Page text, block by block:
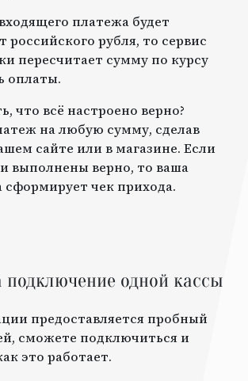
платежа будет
российского рубля, то сервис
пересчитает сумму по курсу
оплаты.
что всё настроено верно?
на любую сумму, сделав
сайте или в магазине. Если
выполнены верно, то ваша
сформирует чек прихода.
подключение одной кассы
предоставляется пробный
сможете подключиться и
это работает.